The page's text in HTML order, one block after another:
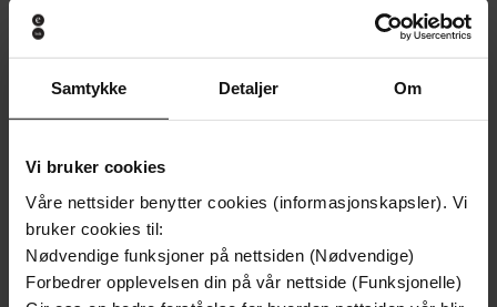
Samtykke Detaljer Om
Vi bruker cookies
Våre nettsider benytter cookies (informasjonskapsler). Vi
bruker cookies til:
Nødvendige funksjoner på nettsiden (Nødvendige)
Forbedrer opplevelsen din på vår nettside (Funksjonelle)
Dare
Philip Jose Farmer
Andre har også kjøpt
Premium
Vinner av Rivertonprisen
Premium
Første gang på tilbud